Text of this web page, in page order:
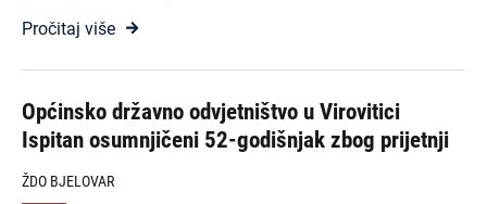
Pročitaj više
Općinsko državno odvjetništvo u Virovitici
Ispitan osumnjičeni 52-godišnjak zbog prijetnji
ŽDO BJELOVAR